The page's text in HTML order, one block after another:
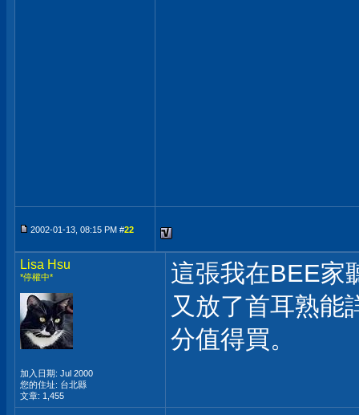
2002-01-13, 08:15 PM #22
Lisa Hsu
*停權中*
加入日期: Jul 2000
您的住址: 台北縣
文章: 1,455
這張我在BEE家
又放了首耳熟能
分值得買。